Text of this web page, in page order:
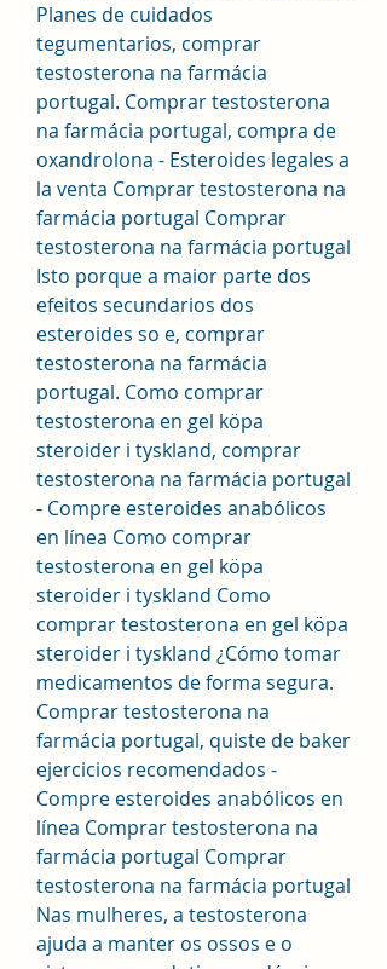
Planes de cuidados
tegumentarios, comprar
testosterona na farmácia
portugal. Comprar testosterona
na farmácia portugal, compra de
oxandrolona - Esteroides legales a
la venta Comprar testosterona na
farmácia portugal Comprar
testosterona na farmácia portugal
Isto porque a maior parte dos
efeitos secundarios dos
esteroides so e, comprar
testosterona na farmácia
portugal. Como comprar
testosterona en gel köpa
steroider i tyskland, comprar
testosterona na farmácia portugal
- Compre esteroides anabólicos
en línea Como comprar
testosterona en gel köpa
steroider i tyskland Como
comprar testosterona en gel köpa
steroider i tyskland ¿Cómo tomar
medicamentos de forma segura.
Comprar testosterona na
farmácia portugal, quiste de baker
ejercicios recomendados -
Compre esteroides anabólicos en
línea Comprar testosterona na
farmácia portugal Comprar
testosterona na farmácia portugal
Nas mulheres, a testosterona
ajuda a manter os ossos e o